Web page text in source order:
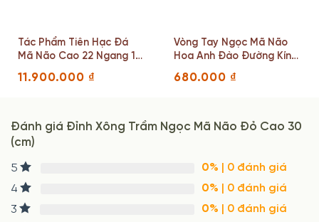
Tác Phẩm Tiên Hạc Đá
Mã Não Cao 22 Ngang 16
11.900.000 ₫
Vòng Tay Ngọc Mã Não
Hoa Anh Đào Đường Kính
680.000 ₫
Đánh giá Đỉnh Xông Trầm Ngọc Mã Não Đỏ Cao 30
(cm)
5 0% | 0 đánh giá
4
0% | 0 đánh giá
3
0% | 0 đánh giá